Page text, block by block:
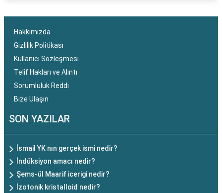
Hakkımızda
Gizlilik Politikası
Kullanıcı Sözleşmesi
Telif Hakları ve Alıntı
Sorumluluk Reddi
Bize Ulaşın
SON YAZILAR
İsmail YK nın gerçek ismi nedir?
İndüksiyon amacı nedir?
Şems-ül Maarif icerigi nedir?
İzotonik kristalloid nedir?